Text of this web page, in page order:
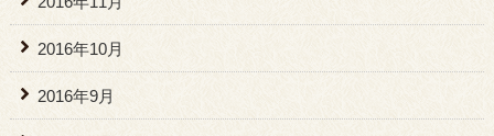
2016年10月
2016年9月